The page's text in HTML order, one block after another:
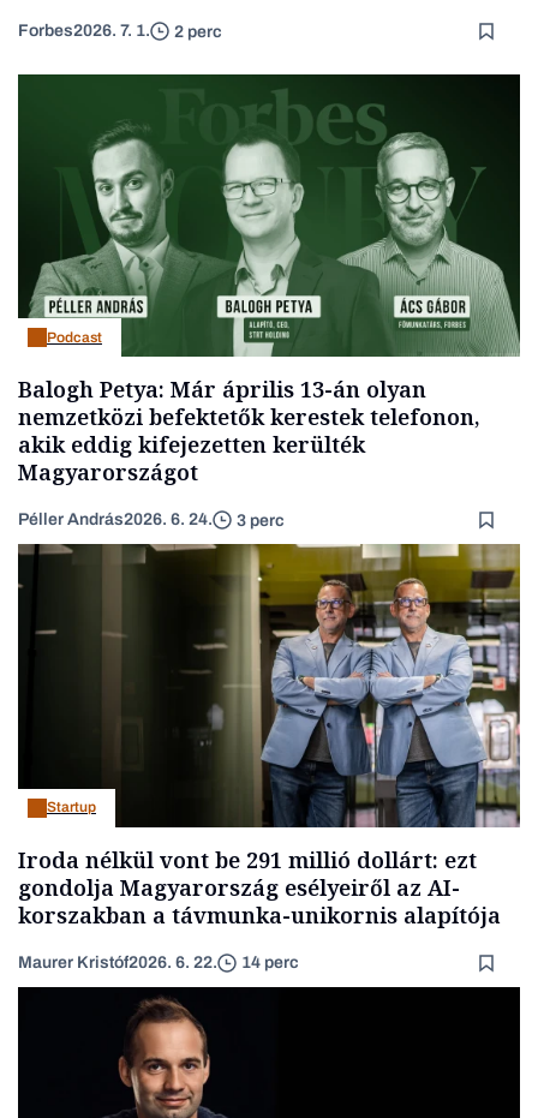
Forbes2026. 7. 1. 2 perc
Podcast
Balogh Petya: Már április 13-án olyan
nemzetközi befektetők kerestek telefonon,
akik eddig kifejezetten kerülték
Magyarországot
Péller András2026. 6. 24. 3 perc
Startup
Iroda nélkül vont be 291 millió dollárt: ezt
gondolja Magyarország esélyeiről az AI-
korszakban a távmunka-unikornis alapítója
Maurer Kristóf2026. 6. 22. 14 perc